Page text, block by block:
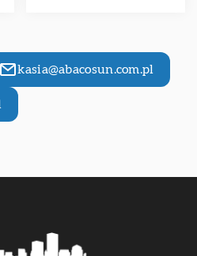
kasia@abacosun.com.pl